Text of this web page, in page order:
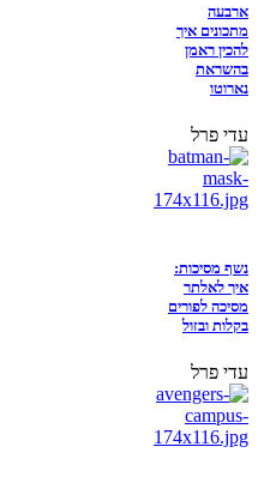
ארבעה
מתכונים איך
להכין ראמן
בהשראת
נארוטו
עדי פרל
נשף מסיכות:
איך לאלתר
מסיכה לפורים
בקלות ובזול
עדי פרל